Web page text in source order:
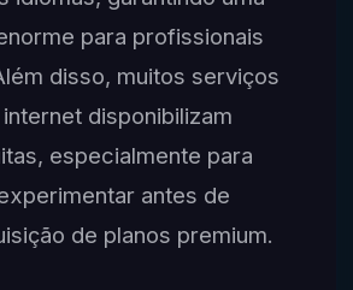
para profissionais
disso, muitos serviços
disponibilizam
especialmente para
antes de
de planos premium.